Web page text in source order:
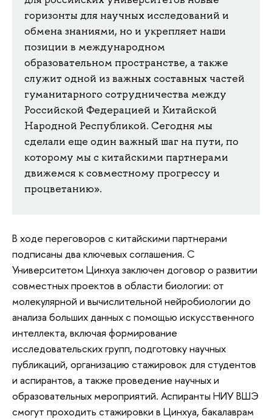
горизонты для научных исследований и
обмена знаниями, но и укрепляет наши
позиции в международном
образовательном пространстве, а также
служит одной из важных составных частей
гуманитарного сотрудничества между
Российской Федерацией и Китайской
Народной Республикой. Сегодня мы
сделали еще один важный шаг на пути, по
которому мы с китайскими партнерами
движемся к совместному прогрессу и
процветанию».
В ходе переговоров с китайскими партнерами
подписаны два ключевых соглашения. С
Университетом Цинхуа заключен договор о развитии
совместных проектов в области биологии: от
молекулярной и вычислительной нейробиологии до
анализа больших данных с помощью искусственного
интеллекта, включая формирование
исследовательских групп, подготовку научных
публикаций, организацию стажировок для студентов
и аспирантов, а также проведение научных и
образовательных мероприятий. Аспиранты НИУ ВШЭ
смогут проходить стажировки в Цинхуа, бакалаврам